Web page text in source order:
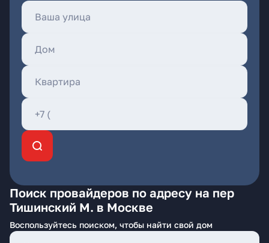
Поиск провайдеров по адресу на пер
Тишинский М. в Москве
Воспользуйтесь поиском, чтобы найти свой дом